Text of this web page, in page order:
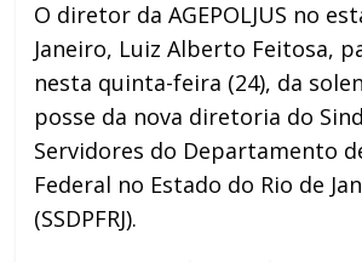
O diretor da AGEPOLJUS no
Janeiro, Luiz Alberto Feitosa,
nesta quinta-feira (24), da
posse da nova diretoria do
Servidores do Departamento
Federal no Estado do Rio de
(SSDPFRJ).